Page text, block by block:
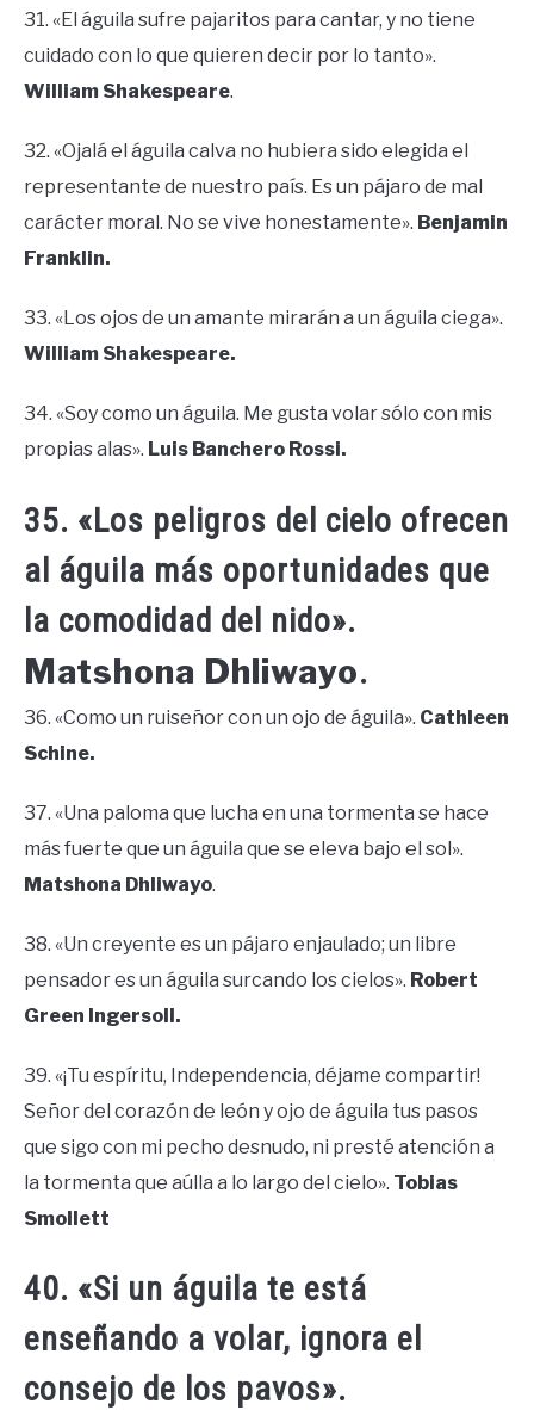
31. «El águila sufre pajaritos para cantar, y no tiene
cuidado con lo que quieren decir por lo tanto».
William Shakespeare.
32. «Ojalá el águila calva no hubiera sido elegida el
representante de nuestro país. Es un pájaro de mal
carácter moral. No se vive honestamente». Benjamin
Franklin.
33. «Los ojos de un amante mirarán a un águila ciega».
William Shakespeare.
34. «Soy como un águila. Me gusta volar sólo con mis
propias alas». Luis Banchero Rossi.
35. «Los peligros del cielo ofrecen
al águila más oportunidades que
la comodidad del nido».
Matshona Dhliwayo.
36. «Como un ruiseñor con un ojo de águila». Cathleen
Schine.
37. «Una paloma que lucha en una tormenta se hace
más fuerte que un águila que se eleva bajo el sol».
Matshona Dhliwayo.
38. «Un creyente es un pájaro enjaulado; un libre
pensador es un águila surcando los cielos». Robert
Green Ingersoll.
39. «¡Tu espíritu, Independencia, déjame compartir!
Señor del corazón de león y ojo de águila tus pasos
que sigo con mi pecho desnudo, ni presté atención a
la tormenta que aúlla a lo largo del cielo». Tobias
Smollett
40. «Si un águila te está
enseñando a volar, ignora el
consejo de los pavos».